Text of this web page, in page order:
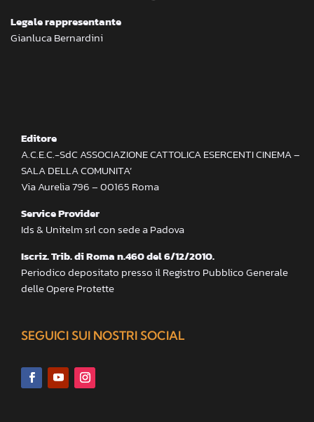
Legale rappresentante
Gianluca Bernardini
Editore
A.C.E.C.-SdC ASSOCIAZIONE CATTOLICA ESERCENTI CINEMA –
SALA DELLA COMUNITA’
Via Aurelia 796 – 00165 Roma
Service Provider
Ids & Unitelm srl con sede a Padova
Iscriz. Trib. di Roma n.460 del 6/12/2010.
Periodico depositato presso il Registro Pubblico Generale
delle Opere Protette
SEGUICI SUI NOSTRI SOCIAL